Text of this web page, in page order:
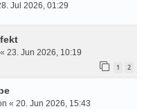
Jul 2026, 01:29
« 23. Jun 2026, 10:19
1 2
« 20. Jun 2026, 15:43